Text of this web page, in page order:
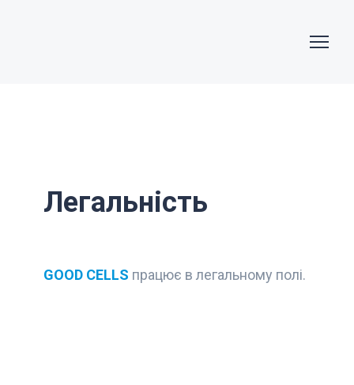
Легальність
GOOD CELLS працює в легальному полі.